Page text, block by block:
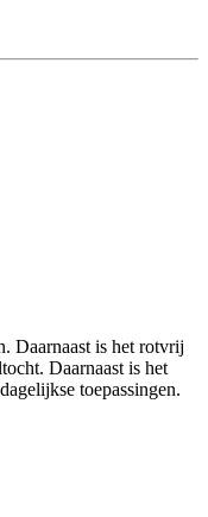
Daarnaast is het rotvrij
Daarnaast is het
toepassingen.